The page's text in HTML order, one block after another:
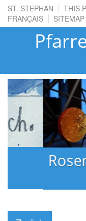
ST. STEPHAN THIS
FRANÇAIS
SITEMAP